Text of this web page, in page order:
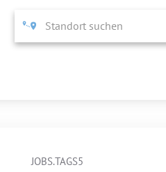
JOBS.TAGS5